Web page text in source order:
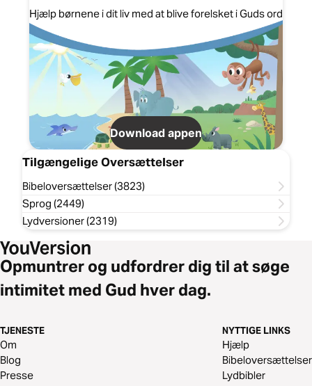
Hjælp børnene i dit liv med at blive forelsket i Guds ord
Download appen
Tilgængelige Oversættelser
Bibeloversættelser (3823)
Sprog (2449)
Lydversioner (2319)
Opmuntrer og udfordrer dig til at søge
intimitet med Gud hver dag.
TJENESTE
Om
Blog
Presse
NYTTIGE LINKS
Hjælp
Bibeloversættelser
Lydbibler